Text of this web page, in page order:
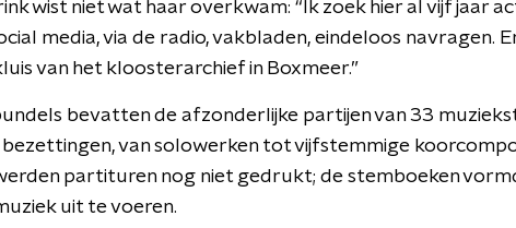
wist niet wat haar overkwam: “Ik zoek hier al vijf jaar
media, via de radio, vakbladen, eindeloos navragen.
van het kloosterarchief in Boxmeer.”
bevatten de afzonderlijke partijen van 33
van solowerken tot vijfstemmige
partituren nog niet gedrukt; de stemboeken
uit te voeren.